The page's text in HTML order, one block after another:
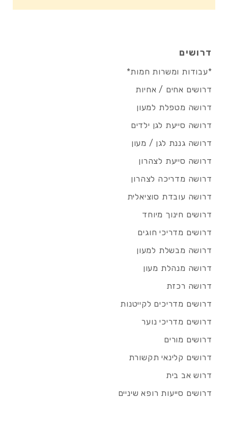
דרושים
*עבודות ומשרות חמות*
דרושים אחים / אחיות
דרושה מטפלת למעון
דרושה סייעת לגן ילדים
דרושה גננת לגן / מעון
דרושה סייעת לצהרון
דרושה מדריכה לצהרון
דרושה עובדת סוציאלית
דרושים חינוך מיוחד
דרושים מדריכי חוגים
דרושה מבשלת למעון
דרושה מנהלת מעון
דרושה רכזת
דרושים מדריכים לקייטנות
דרושים מדריכי נוער
דרושים מורים
דרושים קלינאי תקשורת
דרוש אב בית
דרושים סייעות רופא שיניים